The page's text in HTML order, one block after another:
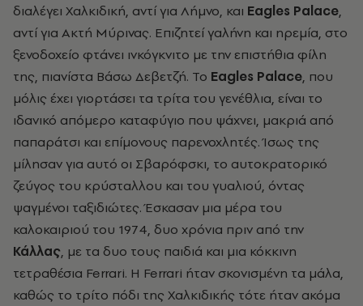
διαλέγει Χαλκιδική, αντί για Λήμνο, και Eagles Palace,
αντί για Ακτή Μύρινας. Επιζητεί γαλήνη και ηρεμία, στο
ξενοδοχείο φτάνει ινκόγκνιτο με την επιστήθια φίλη
της, πιανίστα Βάσω Δεβετζή. Το Eagles Palace, που
μόλις έχει γιορτάσει τα τρίτα του γενέθλια, είναι το
ιδανικό απόμερο καταφύγιο που ψάχνει, μακριά από
παπαράτσι και επίμονους παρενοχλητές. Ίσως της
μίλησαν για αυτό οι Σβαρόφσκι, το αυτοκρατορικό
ζεύγος του κρύσταλλου και του γυαλιού, όντας
ψαγμένοι ταξιδιώτες. Έσκασαν μια μέρα του
καλοκαιριού του 1974, δυο χρόνια πριν από την
Κάλλας, με τα δυο τους παιδιά και μια κόκκινη
τετραθέσια Ferrari. Η Ferrari ήταν σκονισμένη τα μάλα,
καθώς το τρίτο πόδι της Χαλκιδικής τότε ήταν ακόμα